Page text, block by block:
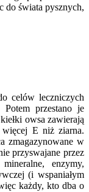
do świata pysznych,
celów leczniczych
przestano je
owsa zawierają
E niż ziarna.
zmagazynowane w
przyswajane przez
enzymy,
(i wspaniałym
każdy, kto dba o